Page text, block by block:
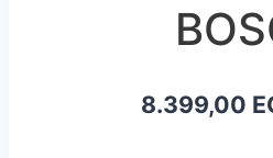
8.399,00